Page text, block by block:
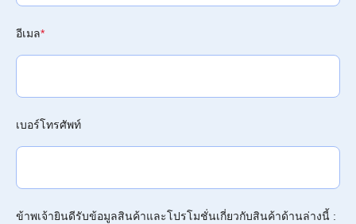
อีเมล*
เบอร์โทรศัพท์
ข้าพเจ้ายินดีรับข้อมูลสินค้าและโปรโมชั่นเกี่ยวกับสินค้าด้านล่างนี้ :